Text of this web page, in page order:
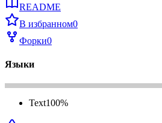
README
В избранном0
Форки0
Языки
Text100%